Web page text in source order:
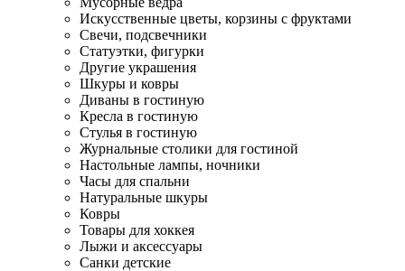
Искусственные цветы, корзины с фруктами
Свечи, подсвечники
Статуэтки, фигурки
Другие украшения
Шкуры и ковры
Диваны в гостиную
Кресла в гостиную
Стулья в гостиную
Журнальные столики для гостиной
Настольные лампы, ночники
Часы для спальни
Натуральные шкуры
Ковры
Товары для хоккея
Лыжи и аксессуары
Санки детские